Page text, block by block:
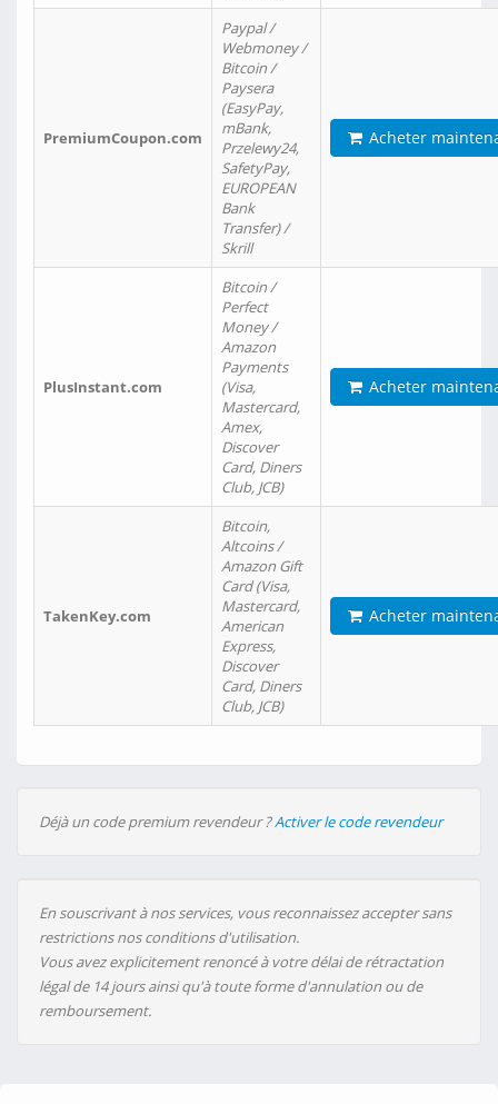
PremiumCoupon.com
Paypal /
Webmoney /
Bitcoin /
Paysera
(EasyPay,
mBank,
Przelewy24,
SafetyPay,
EUROPEAN
Bank
Transfer) /
Skrill
Acheter
PlusInstant.com
Bitcoin /
Perfect
Money /
Amazon
Payments
(Visa,
Mastercard,
Amex,
Discover
Card, Diners
Club, JCB)
Acheter
TakenKey.com
Bitcoin,
Altcoins /
Amazon Gift
Card (Visa,
Mastercard,
American
Express,
Discover
Card, Diners
Club, JCB)
Acheter
Déjà un code premium revendeur ?Activer le code revendeur
En souscrivant à nos services, vous reconnaissez accepter sans
restrictions nos conditions d'utilisation.
Vous avez explicitement renoncé à votre délai de rétractation
légal de 14 jours ainsi qu'à toute forme d'annulation ou de
remboursement.